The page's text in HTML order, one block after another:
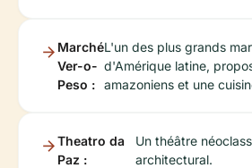
Marché
Ver-o-
Peso :
L'un des plus grands
d'Amérique latine,
amazoniens et une
Theatro da
Paz :
Un théâtre
architectural.